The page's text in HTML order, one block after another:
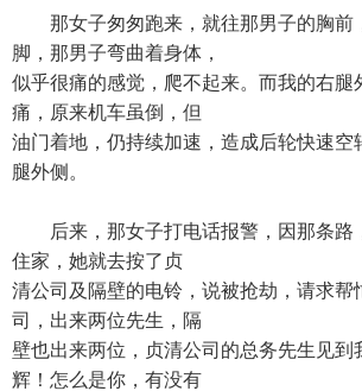
那女子匆匆跑来，就往那男子的胸前
脚，那男子弯曲着身体，
似乎很痛的感觉，爬不起来。而我的右腿
痛，原来机车虽倒，但
油门着地，仍持续加速，造成后轮快速空
腿外侧。
后来，那女子打电话报警，因那条路
住家，她就去按了贞
清公司及隔壁的电铃，说被抢劫，请求帮
司，出来两位先生，隔
壁也出来两位，贞清公司的总务先生见到
辉！怎么是你，有没有